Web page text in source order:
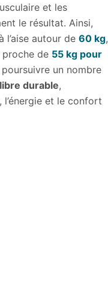
et les
le résultat. Ainsi,
autour de 60 kg,
proche de 55 kg pour
poursuivre un nombre
durable,
et le confort